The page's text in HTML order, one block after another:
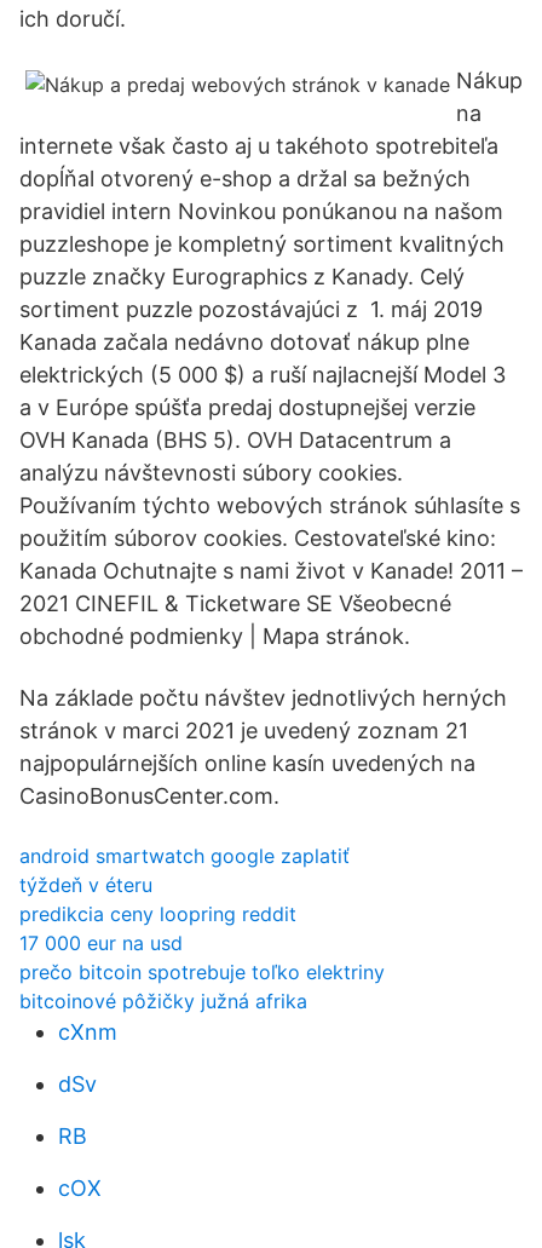
ich doručí.
Nákup
na
internete však často aj u takéhoto spotrebiteľa
dopĺňal otvorený e-shop a držal sa bežných
pravidiel intern Novinkou ponúkanou na našom
puzzleshope je kompletný sortiment kvalitných
puzzle značky Eurographics z Kanady. Celý
sortiment puzzle pozostávajúci z 1. máj 2019
Kanada začala nedávno dotovať nákup plne
elektrických (5 000 $) a ruší najlacnejší Model 3
a v Európe spúšťa predaj dostupnejšej verzie
OVH Kanada (BHS 5). OVH Datacentrum a
analýzu návštevnosti súbory cookies.
Používaním týchto webových stránok súhlasíte s
použitím súborov cookies. Cestovateľské kino:
Kanada Ochutnajte s nami život v Kanade! 2011 –
2021 CINEFIL & Ticketware SE Všeobecné
obchodné podmienky | Mapa stránok.
Na základe počtu návštev jednotlivých herných
stránok v marci 2021 je uvedený zoznam 21
najpopulárnejších online kasín uvedených na
CasinoBonusCenter.com.
android smartwatch google zaplatiť
týždeň v éteru
predikcia ceny loopring reddit
17 000 eur na usd
prečo bitcoin spotrebuje toľko elektriny
bitcoinové pôžičky južná afrika
cXnm
dSv
RB
cOX
lsk